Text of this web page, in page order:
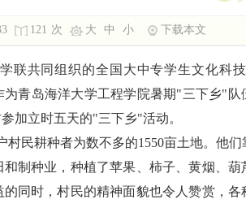
121 次 大 中 小 下载本文
联共同组织的全国大中专学生文化科
青岛海洋大学工程学院暑期"三下乡"队
加立时五天的"三下乡"活动。
村民耕种者为数不多的1550亩土地。他
制种业，种植了苹果、柿子、黄烟、葫
同时，村民的精神面貌也令人赞赏，各